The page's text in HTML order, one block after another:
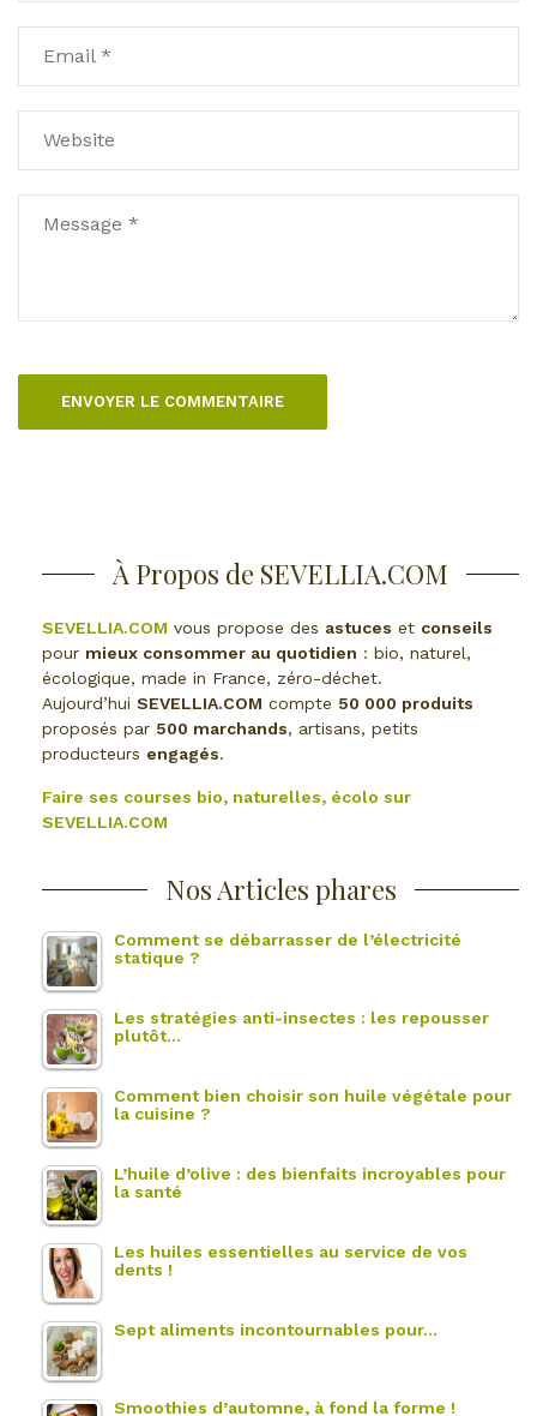
À Propos de SEVELLIA.COM
SEVELLIA.COM vous propose des astuces et conseils
pour mieux consommer au quotidien : bio, naturel,
écologique, made in France, zéro-déchet.
Aujourd’hui SEVELLIA.COM compte 50 000 produits
proposés par 500 marchands, artisans, petits
producteurs engagés.
Faire ses courses bio, naturelles, écolo sur
SEVELLIA.COM
Nos Articles phares
Comment se débarrasser de l’électricité
statique ?
Les stratégies anti-insectes : les repousser
plutôt…
Comment bien choisir son huile végétale pour
la cuisine ?
L’huile d’olive : des bienfaits incroyables pour
la santé
Les huiles essentielles au service de vos
dents !
Sept aliments incontournables pour…
Smoothies d’automne, à fond la forme !